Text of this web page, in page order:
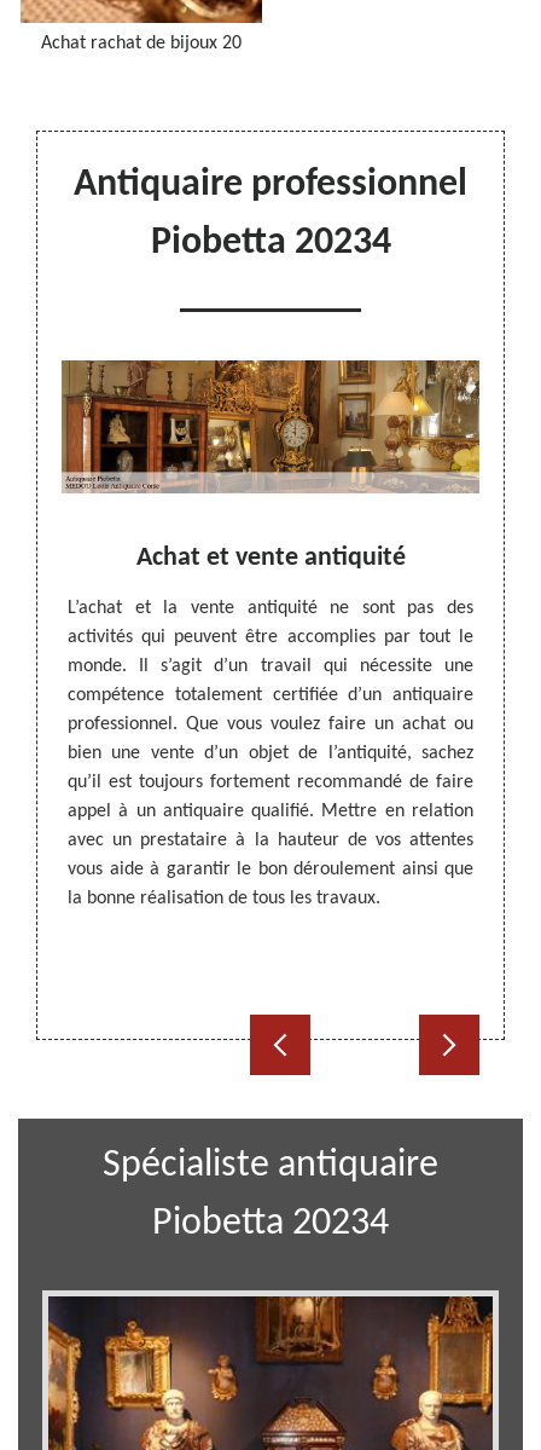
Achat rachat de bijoux 20
Antiquaire professionnel
Piobetta 20234
est
de
bon
nous
Nous
plus
Achat et vente antiquité
L’achat et la vente antiquité ne sont pas des
activités qui peuvent être accomplies par tout le
monde. Il s’agit d’un travail qui nécessite une
compétence totalement certifiée d’un antiquaire
professionnel. Que vous voulez faire un achat ou
bien une vente d’un objet de l’antiquité, sachez
qu’il est toujours fortement recommandé de faire
appel à un antiquaire qualifié. Mettre en relation
avec un prestataire à la hauteur de vos attentes
vous aide à garantir le bon déroulement ainsi que
la bonne réalisation de tous les travaux.
peut
pour
de
Spécialiste antiquaire
Piobetta 20234